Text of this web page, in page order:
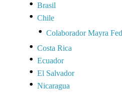
Brasil
Chile
Colaborador Mayra
Costa Rica
Ecuador
El Salvador
Nicaragua